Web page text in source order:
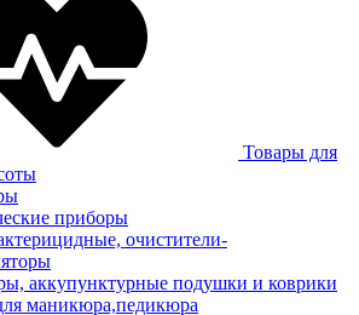
Товары для
приборы
очистители-
аккупунктурные подушки и коврики
маникюра,педикюра